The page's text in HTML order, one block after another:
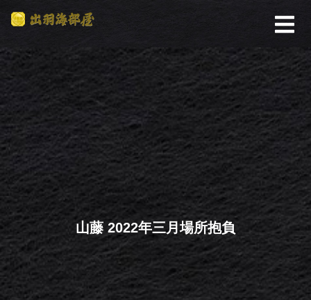
山藤 2022年三月場所抱負